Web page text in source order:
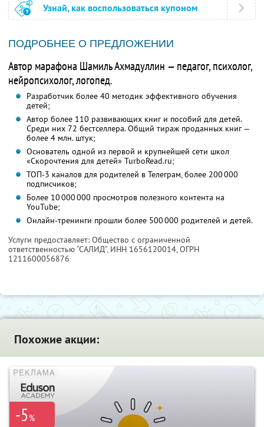
Узнай, как воспользоваться купоном
ПОДРОБНЕЕ О ПРЕДЛОЖЕНИИ
Автор марафона Шамиль Ахмадуллин — педагог, психолог,
нейропсихолог, логопед.
Разработчик более 40 методик эффективного обучения
детей;
Автор более 110 развивающих книг и пособий для детей.
Среди них 72 бестселлера. Общий тираж проданных книг —
более 4 млн. штук;
Основатель одной из первой и крупнейшей сети школ
«Скорочтения для детей» TurboRead.ru;
ТОП-3 каналов для родителей в Телеграм, более 200 000
подписчиков;
Более 10 000 000 просмотров полезного контента на
YouTube;
Онлайн-тренинги прошли более 500 000 родителей и детей.
Услуги предоставляет: Общество с ограниченной
ответственностью “САЛИД”, ИНН 1656120014, ОГРН
1211600056876
Похожие акции:
-5%